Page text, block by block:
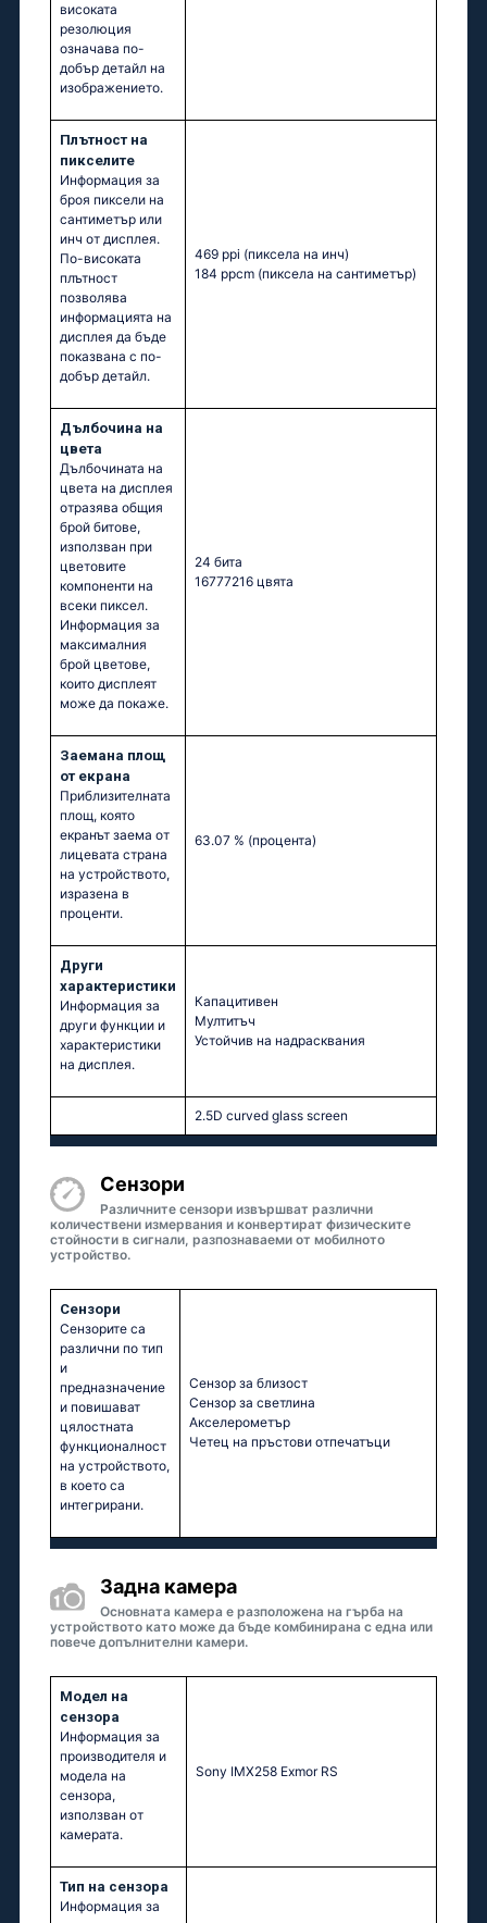
високата
резолюция
означава по-
добър детайл на
изображението.
Плътност на
пикселите
Информация за
броя пиксели на
сантиметър или
инч от дисплея.
По-високата
плътност
позволява
информацията на
дисплея да бъде
показвана с по-
добър детайл.
469 ppi (пиксела на инч)
184 ppcm (пиксела на сантиметър)
Дълбочина на
цвета
Дълбочината на
цвета на дисплея
отразява общия
брой битове,
използван при
цветовите
компоненти на
всеки пиксел.
Информация за
максималния
брой цветове,
които дисплеят
може да покаже.
24 бита
16777216 цвята
Заемана площ
от екрана
Приблизителната
площ, която
екранът заема от
лицевата страна
на устройството,
изразена в
проценти.
63.07 % (процента)
Други
характеристики
Информация за
други функции и
характеристики
на дисплея.
Капацитивен
Мултитъч
Устойчив на надрасквания
2.5D curved glass screen
Сензори
Различните сензори извършват различни
количествени измервания и конвертират физическите
стойности в сигнали, разпознаваеми от мобилното
устройство.
Сензори
Сензорите са
различни по тип
и
предназначение
и повишават
цялостната
функционалност
на устройството,
в което са
интегрирани.
Сензор за близост
Сензор за светлина
Акселерометър
Четец на пръстови отпечатъци
Задна камера
Основната камера е разположена на гърба на
устройството като може да бъде комбинирана с една или
повече допълнителни камери.
Модел на
сензора
Информация за
производителя и
модела на
сензора,
използван от
камерата.
Sony IMX258 Exmor RS
Тип на сензора
Информация за